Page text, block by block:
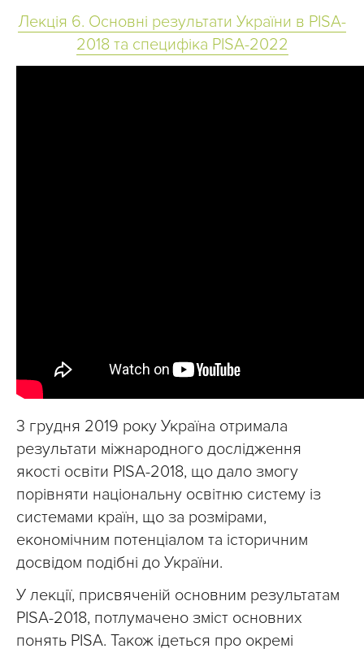
Лекція 6. Основні результати України в PISA-
2018 та специфіка PISA-2022
3 грудня 2019 року Україна отримала
результати міжнародного дослідження
якості освіти PISA-2018, що дало змогу
порівняти національну освітню систему із
системами країн, що за розмірами,
економічним потенціалом та історичним
досвідом подібні до України.
У лекції, присвяченій основним результатам
PISA-2018, потлумачено зміст основних
понять PISA. Також ідеться про окремі